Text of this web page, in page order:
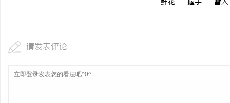
鲜花 握手 雷人
请发表评论